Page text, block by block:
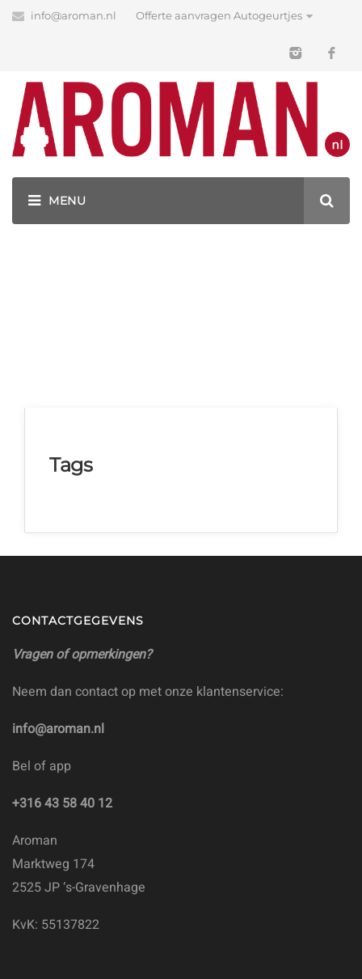
info@aroman.nl Offerte aanvragen Autogeurtjes
Blog
Latest News
GEURHANGERS BEDRUKKEN MET JOUW LOGO!
Tags
CONTACTGEGEVENS
Vragen of opmerkingen?
Neem dan contact op met onze klantenservice:
info@aroman.nl
Bel of app
+316 43 58 40 12
Aroman
Marktweg 174
2525 JP ‘s-Gravenhage
KvK: 55137822